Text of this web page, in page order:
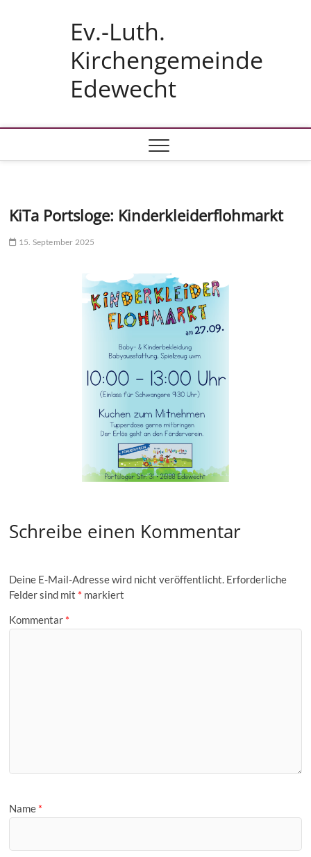
Ev.-Luth.
Kirchengemeinde
Edewecht
KiTa Portsloge: Kinderkleiderflohmarkt
15. September 2025
Schreibe einen Kommentar
Deine E-Mail-Adresse wird nicht veröffentlicht. Erforderliche
Felder sind mit * markiert
Kommentar *
Name *